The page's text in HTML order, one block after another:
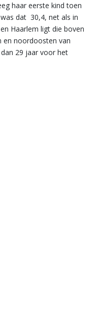
haar eerste kind toen
dat 30,4, net als in
Haarlem ligt die boven
en noordoosten van
29 jaar voor het